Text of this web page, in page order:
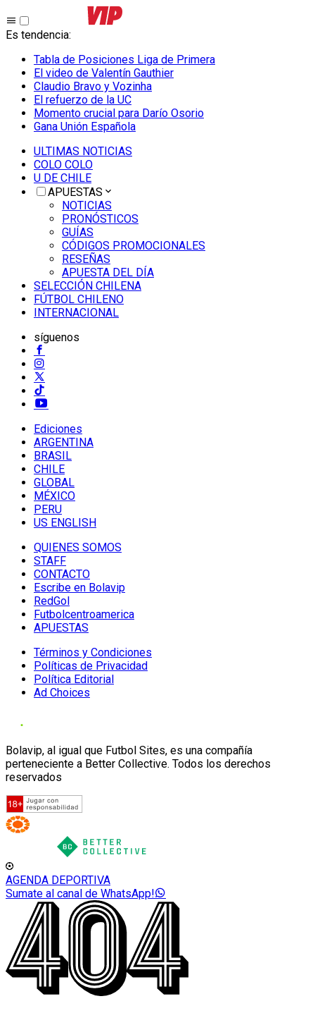
Es tendencia:
Tabla de Posiciones Liga de Primera
El video de Valentín Gauthier
Claudio Bravo y Vozinha
El refuerzo de la UC
Momento crucial para Darío Osorio
Gana Unión Española
ULTIMAS NOTICIAS
COLO COLO
U DE CHILE
APUESTAS
NOTICIAS
PRONÓSTICOS
GUÍAS
CÓDIGOS PROMOCIONALES
RESEÑAS
APUESTA DEL DÍA
SELECCIÓN CHILENA
FÚTBOL CHILENO
INTERNACIONAL
síguenos
Ediciones
ARGENTINA
BRASIL
CHILE
GLOBAL
MÉXICO
PERU
US ENGLISH
QUIENES SOMOS
STAFF
CONTACTO
Escribe en Bolavip
RedGol
Futbolcentroamerica
APUESTAS
Términos y Condiciones
Políticas de Privacidad
Política Editorial
Ad Choices
Bolavip, al igual que Futbol Sites, es una compañía
perteneciente a Better Collective. Todos los derechos
reservados
AGENDA DEPORTIVA
Sumate al canal de WhatsApp!